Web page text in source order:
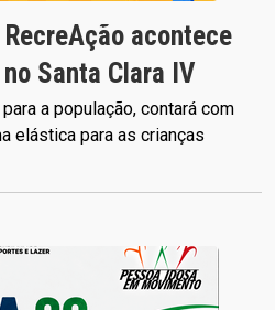
acontece
Santa Clara IV
a população, contará com
elástica para as crianças